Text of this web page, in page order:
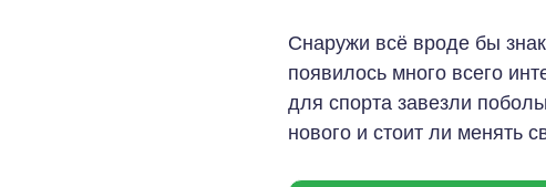
Снаружи всё вроде бы
появилось много всего
для спорта завезли
нового и стоит ли менять